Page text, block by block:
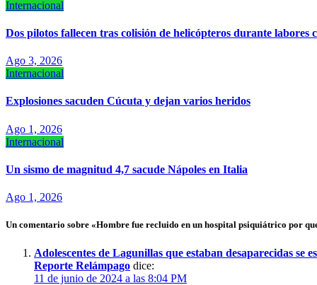
Internacional
Dos pilotos fallecen tras colisión de helicópteros durante labores
Ago 3, 2026
Internacional
Explosiones sacuden Cúcuta y dejan varios heridos
Ago 1, 2026
Internacional
Un sismo de magnitud 4,7 sacude Nápoles en Italia
Ago 1, 2026
Un comentario sobre «Hombre fue recluido en un hospital psiquiátrico por
Adolescentes de Lagunillas que estaban desaparecidas
Reporte Relámpago dice:
11 de junio de 2024 a las 8:04 PM